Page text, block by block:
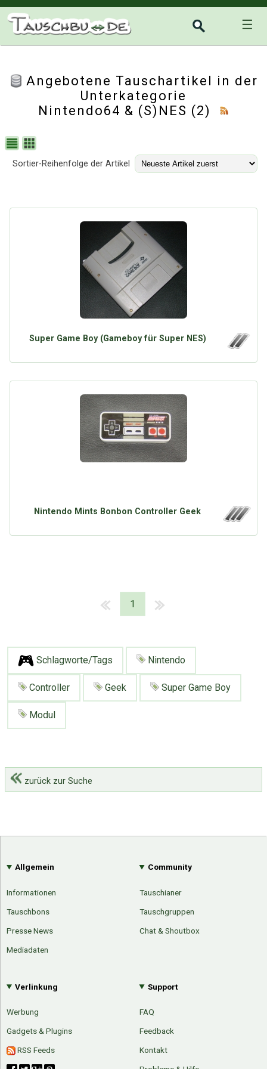
☰
Angebotene Tauschartikel in der
Unterkategorie
Nintendo64 & (S)NES (2)
Sortier-Reihenfolge der Artikel
Super Game Boy (Gameboy für Super NES)
Nintendo Mints Bonbon Controller Geek
1
Schlagworte/Tags Nintendo
Controller Geek Super Game Boy
Modul
zurück zur Suche
Allgemein
Informationen
Tauschbons
Presse News
Mediadaten
Community
Tauschianer
Tauschgruppen
Chat & Shoutbox
Verlinkung
Werbung
Gadgets & Plugins
RSS Feeds
Support
FAQ
Feedback
Kontakt